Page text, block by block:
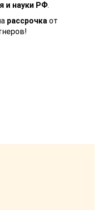
и науки РФ.
рассрочка от